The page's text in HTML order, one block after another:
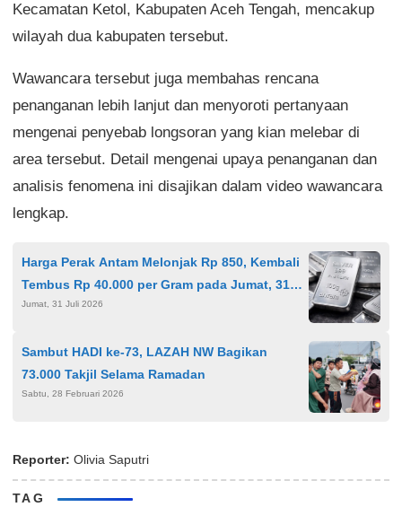
Kecamatan Ketol, Kabupaten Aceh Tengah, mencakup
wilayah dua kabupaten tersebut.
Wawancara tersebut juga membahas rencana
penanganan lebih lanjut dan menyoroti pertanyaan
mengenai penyebab longsoran yang kian melebar di
area tersebut. Detail mengenai upaya penanganan dan
analisis fenomena ini disajikan dalam video wawancara
lengkap.
Harga Perak Antam Melonjak Rp 850, Kembali
Tembus Rp 40.000 per Gram pada Jumat, 31
Juli 2026
Jumat, 31 Juli 2026
Sambut HADI ke-73, LAZAH NW Bagikan
73.000 Takjil Selama Ramadan
Sabtu, 28 Februari 2026
Reporter: Olivia Saputri
TAG